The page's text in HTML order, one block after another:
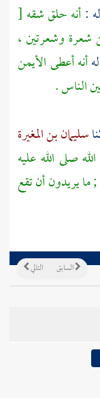
:أنه حلق شقه [
شعرة وشعرتين ،
أنه أعطى الأيمن
الناس .
سليمان بن المغيرة
صلى الله عليه
يريدون أن تقع
التالي السابق